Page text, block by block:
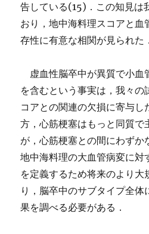
告している(15)．この知見は
おり，地中海料理スコアと血
存性に有意な相関が見られた．
虚血性脳卒中が異質で小血
を含むという事実は，我々の
コアとの関連の欠損に寄与し
方，心筋梗塞はもっと同質で
が，心筋梗塞との間にわずか
地中海料理の大血管病変に対
を定義するため将来のより大
り，脳卒中のサブタイプ全体
果を調べる必要がある．